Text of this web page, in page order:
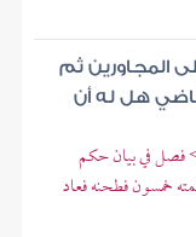
المجاورين ثم
هل له أن
فصل في بيان حكم
خمسون فطحنه فعاد